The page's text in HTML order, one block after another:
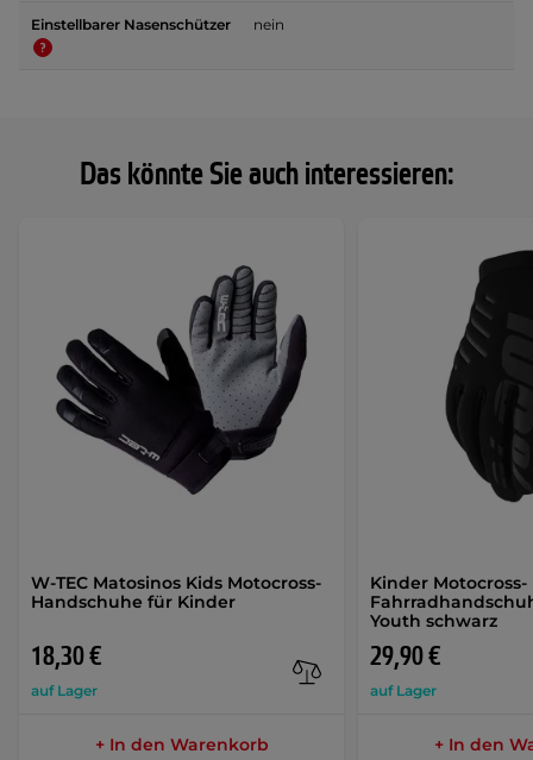
Das könnte Sie auch interessieren:
W-TEC Matosinos Kids Motocross-
Handschuhe für Kinder
18,30 €
auf Lager
+ In den Warenkorb
Kinder
Youth schwarz
29,90 €
auf Lager
+ In den
Einstellbarer Nasenschützer nein